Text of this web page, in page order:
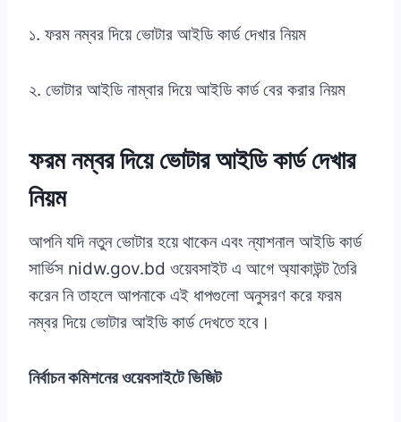
১. ফরম নম্বর দিয়ে ভোটার আইডি কার্ড দেখার নিয়ম
২. ভোটার আইডি নাম্বার দিয়ে আইডি কার্ড বের করার নিয়ম
ফরম নম্বর দিয়ে ভোটার আইডি কার্ড দেখার
নিয়ম
আপনি যদি নতুন ভোটার হয়ে থাকেন এবং ন্যাশনাল আইডি কার্ড
সার্ভিস nidw.gov.bd ওয়েবসাইট এ আগে অ্যাকাউন্ট তৈরি
করেন নি তাহলে আপনাকে এই ধাপগুলো অনুসরণ করে ফরম
নম্বর দিয়ে ভোটার আইডি কার্ড দেখতে হবে।
নির্বাচন কমিশনের ওয়েবসাইটে ভিজিট